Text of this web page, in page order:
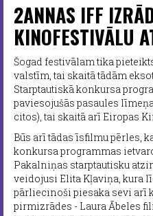
2ANNAS IFF
KINOFESTIVĀLU
Šogad festivālam tika
valstīm, tai skaitā tādām
Starptautiskā konkursa
paviesojušās pasaules
citos), tai skaitā arī Eiropas
Būs arī tādas īsfilmu pērles,
konkursa programmas
Pakalniņas starptautisku
veidojusi Elita Kļaviņa, kura
pārliecinoši piesaka sevi arī
pirmizrādes - Laura Ābeles